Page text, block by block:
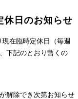
休日のお知らせ
在臨時定休日（毎週
下記のとおり暫くの
解除でき次第お知らせ